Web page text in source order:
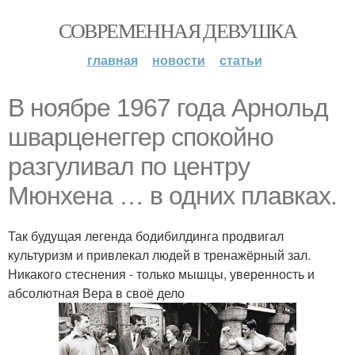
СОВРЕМЕННАЯ ДЕВУШКА
главная новости статьи
В ноябре 1967 года Арнольд
шварценеггер спокойно
разгуливал по центру
Мюнхена … в одних плавках.
Так будущая легенда бодибилдинга продвигал
культуризм и привлекал людей в тренажёрный зал.
Никакого стеснения - только мышцы, уверенность и
абсолютная Вера в своё дело